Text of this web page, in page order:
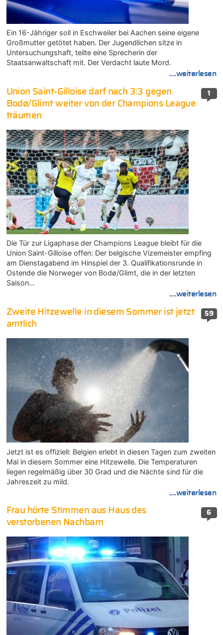
Ein 16-Jähriger soll in Eschweiler bei Aachen seine eigene
Großmutter getötet haben. Der Jugendlichen sitze in
Untersuchungshaft, teilte eine Sprecherin der
Staatsanwaltschaft mit. Der Verdacht laute Mord.
....weiterlesen
1
Union Saint-Gilloise darf nach 3:3 gegen
Bodø/Glimt weiter von der Champions League
träumen
Die Tür zur Ligaphase der Champions League bleibt für die
Union Saint-Gilloise offen: Der belgische Vizemeister empfing
am Dienstagabend im Hinspiel der 3. Qualifikationsrunde in
Ostende die Norweger von Bodø/Glimt, die in der letzten
Saison…
....weiterlesen
59
Zweite Hitzewelle in diesem Sommer ist jetzt
amtlich
Jetzt ist es offiziell: Belgien erlebt in diesen Tagen zum zweiten
Mal in diesem Sommer eine Hitzewelle. Die Temperaturen
liegen regelmäßig über 30 Grad und die Nächte sind für die
Jahreszeit zu mild.
....weiterlesen
6
Frau hörte Stimmen aus Haus des
verstorbenen Nachbarn